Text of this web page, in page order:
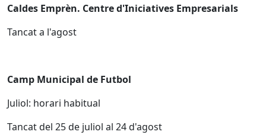
Caldes Emprèn. Centre d'Iniciatives Empresarials
Tancat a l'agost
Camp Municipal de Futbol
Juliol: horari habitual
Tancat del 25 de juliol al 24 d'agost